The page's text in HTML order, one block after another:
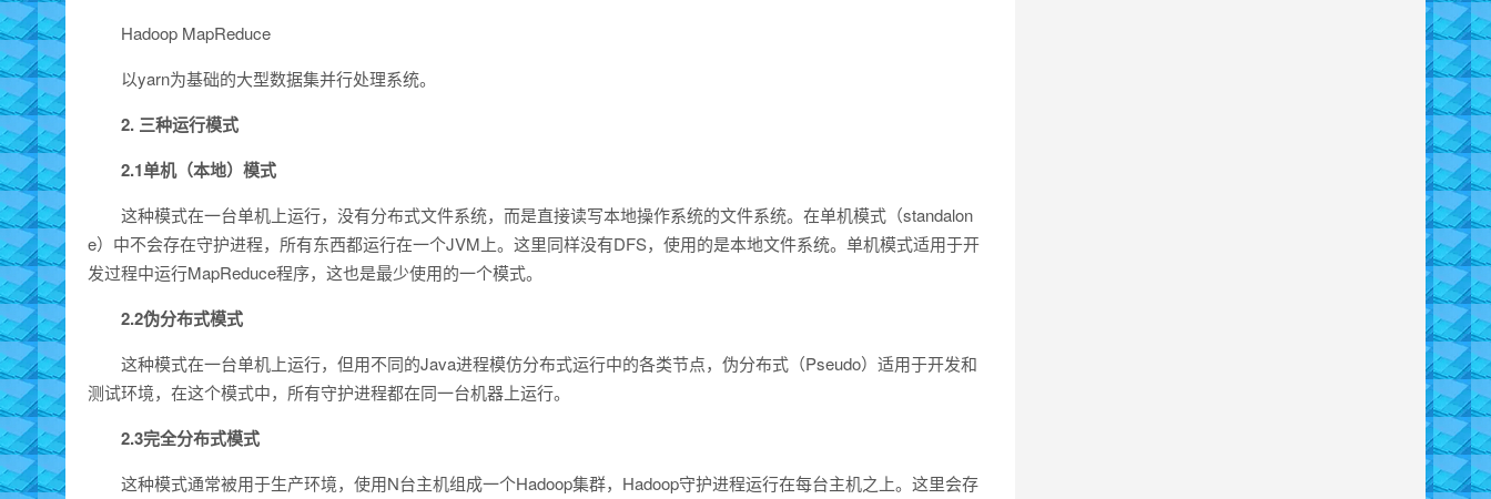
Hadoop MapReduce
以yarn为基础的大型数据集并行处理系统。
2. 三种运行模式
2.1单机（本地）模式
这种模式在一台单机上运行，没有分布式文件系统，而是直接读写本地操作系统的文件系统。在单机模式（standalon
e）中不会存在守护进程，所有东西都运行在一个JVM上。这里同样没有DFS，使用的是本地文件系统。单机模式适用于开
发过程中运行MapReduce程序，这也是最少使用的一个模式。
2.2伪分布式模式
这种模式在一台单机上运行，但用不同的Java进程模仿分布式运行中的各类节点，伪分布式（Pseudo）适用于开发和
测试环境，在这个模式中，所有守护进程都在同一台机器上运行。
2.3完全分布式模式
这种模式通常被用于生产环境，使用N台主机组成一个Hadoop集群，Hadoop守护进程运行在每台主机之上。这里会存